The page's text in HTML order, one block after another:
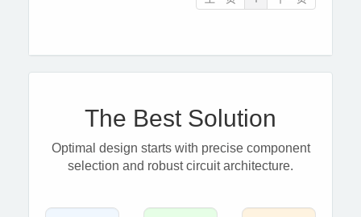
The Best Solution
Optimal design starts with precise component
selection and robust circuit architecture.